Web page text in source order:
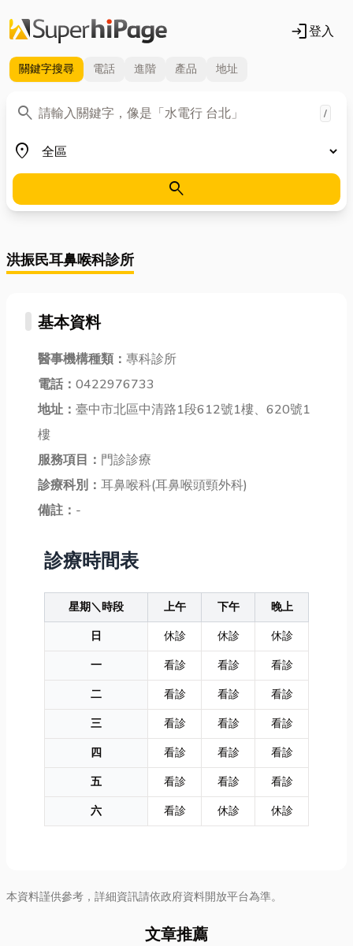
login登入
關鍵字搜尋 電話 進階 產品 地址
search
關鍵字 /
place
地區
search
洪振民耳鼻喉科診所
基本資料
醫事機構種類： 專科診所
電話： 0422976733
地址： 臺中市北區中清路1段612號1樓、620號1
樓
服務項目： 門診診療
診療科別： 耳鼻喉科(耳鼻喉頭頸外科)
備註： -
診療時間表
星期＼時段 上午 下午
晚上
日
休診 休診
休診
一
看診 看診
看診
二
看診 看診
看診
三
看診 看診
看診
四
看診 看診
看診
五
看診 看診
看診
六
看診 休診 休診
本資料謹供參考，詳細資訊請依政府資料開放平台為準。
文章推薦